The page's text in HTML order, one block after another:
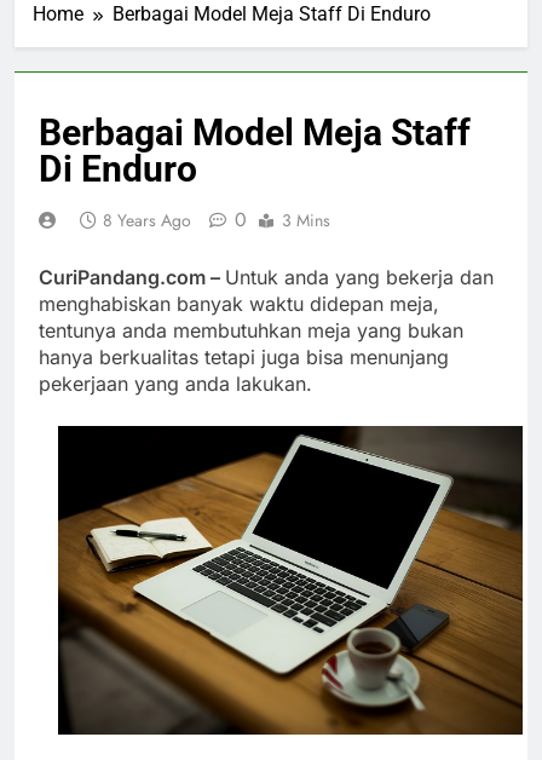
Home Berbagai Model Meja Staff Di Enduro
Berbagai Model Meja Staff
Di Enduro
8 Years Ago 0 3 Mins
CuriPandang.com – Untuk anda yang bekerja dan
menghabiskan banyak waktu didepan meja,
tentunya anda membutuhkan meja yang bukan
hanya berkualitas tetapi juga bisa menunjang
pekerjaan yang anda lakukan.